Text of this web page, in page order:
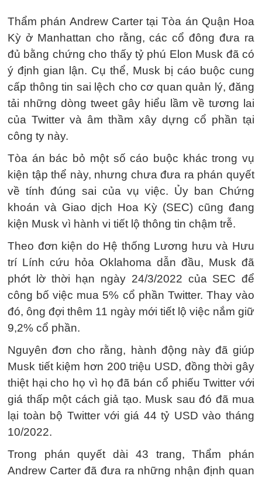
Thẩm phán Andrew Carter tại Tòa án Quận Hoa
Kỳ ở Manhattan cho rằng, các cổ đông đưa ra
đủ bằng chứng cho thấy tỷ phú Elon Musk đã có
ý định gian lận. Cụ thể, Musk bị cáo buộc cung
cấp thông tin sai lệch cho cơ quan quản lý, đăng
tải những dòng tweet gây hiểu lầm về tương lai
của Twitter và âm thầm xây dựng cổ phần tại
công ty này.
Tòa án bác bỏ một số cáo buộc khác trong vụ
kiện tập thể này, nhưng chưa đưa ra phán quyết
về tính đúng sai của vụ việc. Ủy ban Chứng
khoán và Giao dịch Hoa Kỳ (SEC) cũng đang
kiện Musk vì hành vi tiết lộ thông tin chậm trễ.
Theo đơn kiện do Hệ thống Lương hưu và Hưu
trí Lính cứu hỏa Oklahoma dẫn đầu, Musk đã
phớt lờ thời hạn ngày 24/3/2022 của SEC để
công bố việc mua 5% cổ phần Twitter. Thay vào
đó, ông đợi thêm 11 ngày mới tiết lộ việc nắm giữ
9,2% cổ phần.
Nguyên đơn cho rằng, hành động này đã giúp
Musk tiết kiệm hơn 200 triệu USD, đồng thời gây
thiệt hại cho họ vì họ đã bán cổ phiếu Twitter với
giá thấp một cách giả tạo. Musk sau đó đã mua
lại toàn bộ Twitter với giá 44 tỷ USD vào tháng
10/2022.
Trong phán quyết dài 43 trang, Thẩm phán
Andrew Carter đã đưa ra những nhận định quan